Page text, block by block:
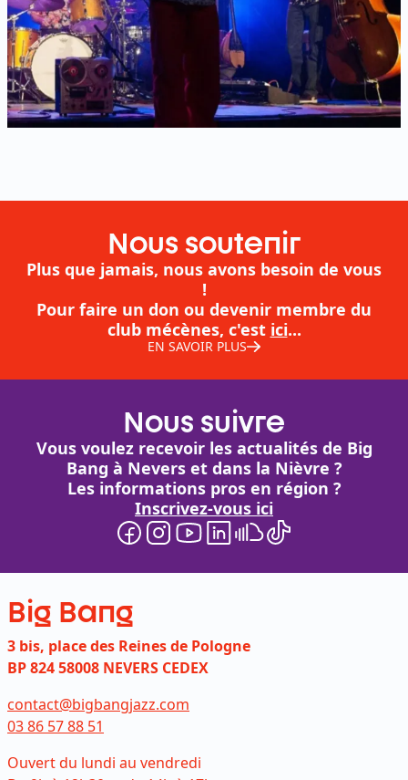
Nous soutenir
Plus que jamais, nous avons besoin de vous
!
Pour faire un don ou devenir membre du
club mécènes, c'est ici...
EN SAVOIR PLUS
Nous suivre
Vous voulez recevoir les actualités de Big
Bang à Nevers et dans la Nièvre ?
Les informations pros en région ?
Inscrivez-vous ici
Big Bang
3 bis, place des Reines de Pologne
BP 824 58008 NEVERS CEDEX
contact@bigbangjazz.com
03 86 57 88 51
Ouvert du lundi au vendredi